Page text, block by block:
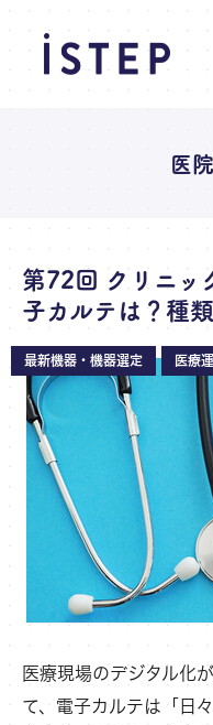
医
第72回 クリニッ
子カルテは？種
最新機器・機器選定 医療
医療現場のデジタル化
て、電子カルテは「日